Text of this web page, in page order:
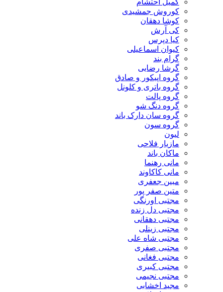
کمیل احتشام
کوروش جمشیدی
کوشا دهقان
کی آرش
کیا دپرس
کیوان اسماعیلی
گرام بند
گرشا رضایی
گروه اپیکور و صادق
گروه باتری و کلونل
گروه پالت
گروه دنگ شو
گروه سان دارک باند
گروه سون
لیون
مازیار فلاحی
ماکان باند
مانی رهنما
مانی کاکاوند
مبین جعفری
متین صفر پور
مجتبی اورنگی
مجتبی دل زنده
مجتبی دهقانی
مجتبی زینلی
مجتبی شاه علی
مجتبی صفری
مجتبی فغانی
مجتبی کبیری
مجتبی نجیمی
مجید اخشابی